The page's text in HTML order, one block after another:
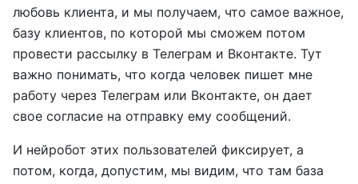
любовь клиента, и мы получаем, что самое важное,
базу клиентов, по которой мы сможем потом
провести рассылку в Телеграм и Вконтакте. Тут
важно понимать, что когда человек пишет мне
работу через Телеграм или Вконтакте, он дает
свое согласие на отправку ему сообщений.
И нейробот этих пользователей фиксирует, а
потом, когда, допустим, мы видим, что там база